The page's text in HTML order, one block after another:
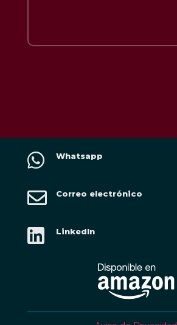
 Whatsapp
 Correo electrónico
 LinkedIn